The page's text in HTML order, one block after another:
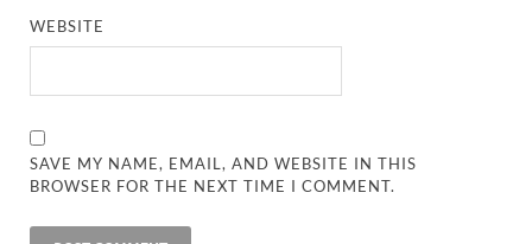
WEBSITE
SAVE MY NAME, EMAIL, AND WEBSITE IN THIS
BROWSER FOR THE NEXT TIME I COMMENT.